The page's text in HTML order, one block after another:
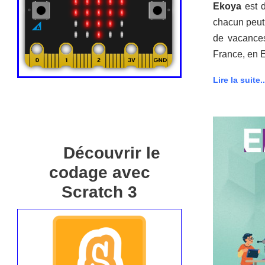
Découvrir le
codage avec
Scratch 3
Ekoya est
chacun
de
France, en
Lire la